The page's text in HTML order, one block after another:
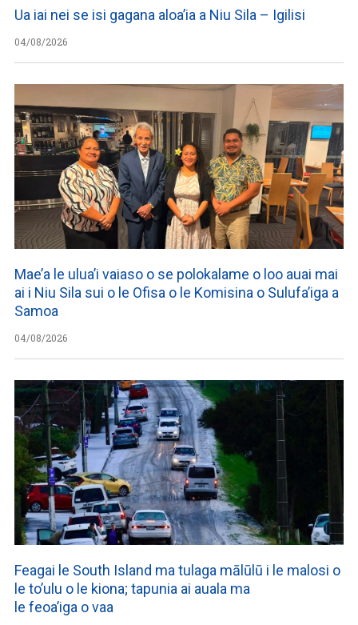
Ua iai nei se isi gagana aloa’ia a Niu Sila – Igilisi
04/08/2026
Mae’a le ulua’i vaiaso o se polokalame o loo auai mai
ai i Niu Sila sui o le Ofisa o le Komisina o Sulufa’iga a
Samoa
04/08/2026
Feagai le South Island ma tulaga mālūlū i le malosi o
le to’ulu o le kiona; tapunia ai auala ma
le feoa’iga o vaa